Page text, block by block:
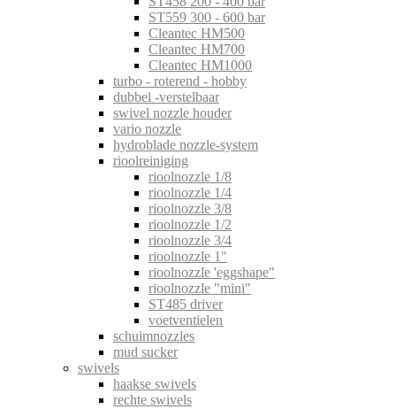
ST559 300 - 600 bar
Cleantec HM500
Cleantec HM700
Cleantec HM1000
turbo - roterend - hobby
dubbel -verstelbaar
swivel nozzle houder
vario nozzle
hydroblade nozzle-system
rioolreiniging
rioolnozzle 1/8
rioolnozzle 1/4
rioolnozzle 3/8
rioolnozzle 1/2
rioolnozzle 3/4
rioolnozzle 1"
rioolnozzle 'eggshape"
rioolnozzle "mini"
ST485 driver
voetventielen
schuimnozzles
mud sucker
swivels
haakse swivels
rechte swivels